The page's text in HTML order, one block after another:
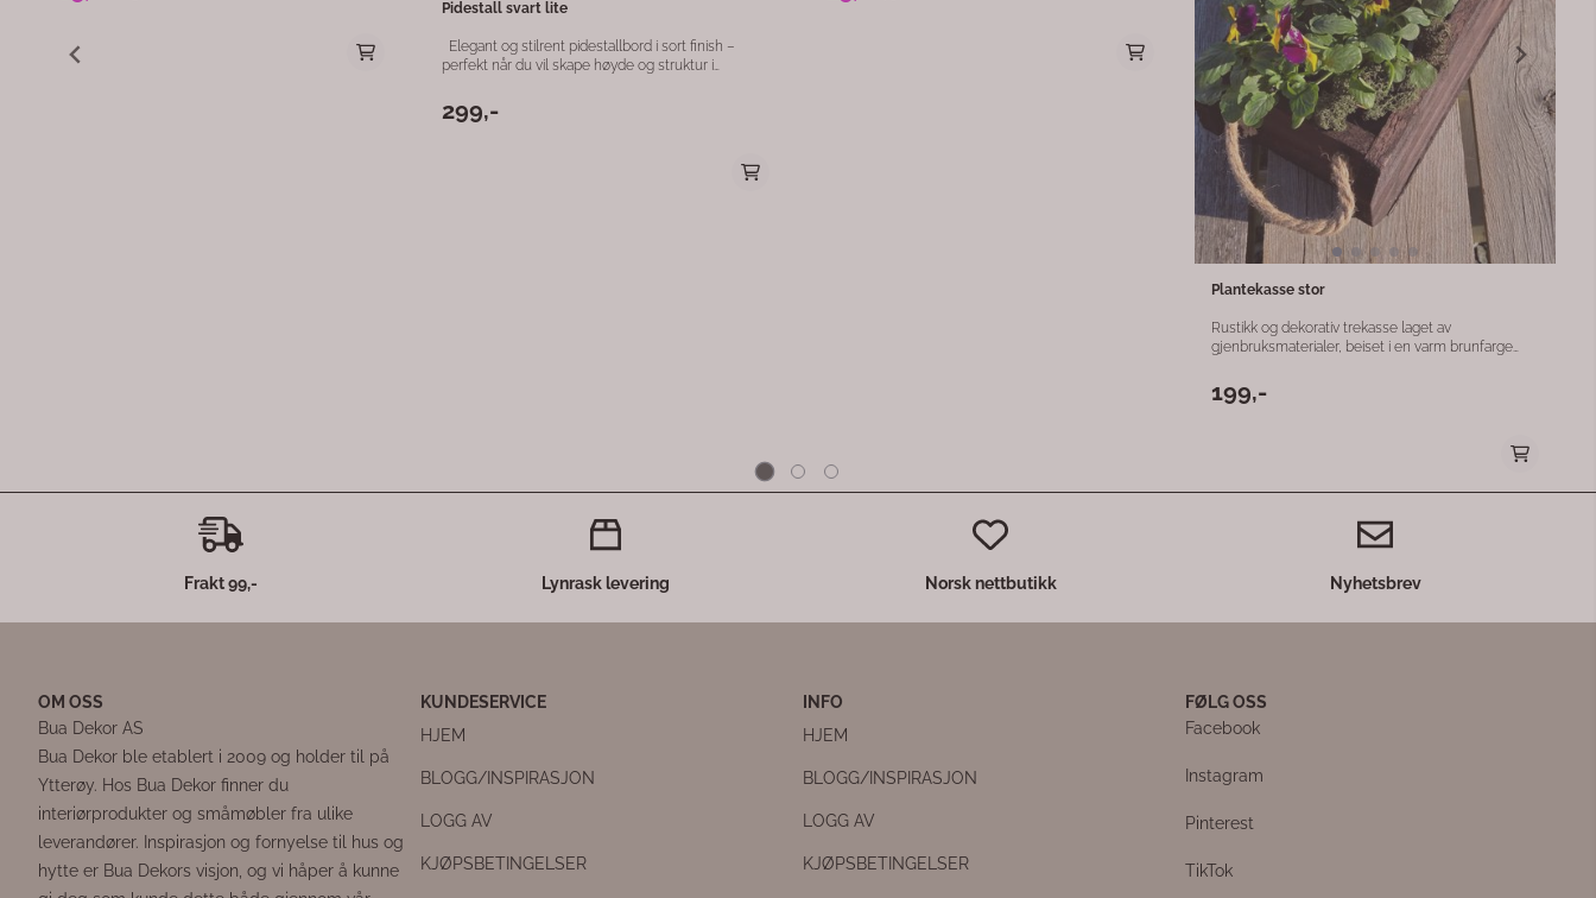
Frakt 99,- Lynrask levering Norsk nettbutikk Nyhetsbrev
OM OSS
Bua Dekor AS
Bua Dekor ble etablert i 2009 og holder til på
Ytterøy. Hos Bua Dekor finner du
interiørprodukter og småmøbler fra ulike
leverandører. Inspirasjon og fornyelse til hus og
hytte er Bua Dekors visjon, og vi håper å kunne
KUNDESERVICE
HJEM
BLOGG/INSPIRASJON
LOGG AV
KJØPSBETINGELSER
INFO
HJEM
BLOGG/INSPIRASJON
LOGG AV
KJØPSBETINGELSER
FØLG OSS
Facebook
Instagram
Pinterest
TikTok